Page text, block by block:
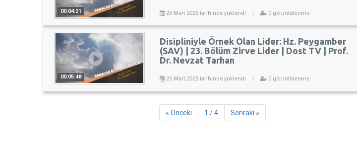
00:04:21 25 Mart 2025 tarihinde yüklendi | 0 görüntülenme
00:05:48
Disipliniyle Örnek Olan Lider: Hz. Peygamber
(SAV) | 23. Bölüm Zirve Lider | Dost TV | Prof.
Dr. Nevzat Tarhan
25 Mart 2025 tarihinde yüklendi 0 görüntülenme
« Önceki 1 / 4 Sonraki »